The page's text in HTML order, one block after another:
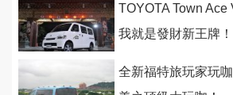
TOYOTA Town Ace
我就是發財新王牌！
全新福特旅玩家玩